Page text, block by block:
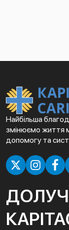
Найбільша
змінюємо життя
допомогу та